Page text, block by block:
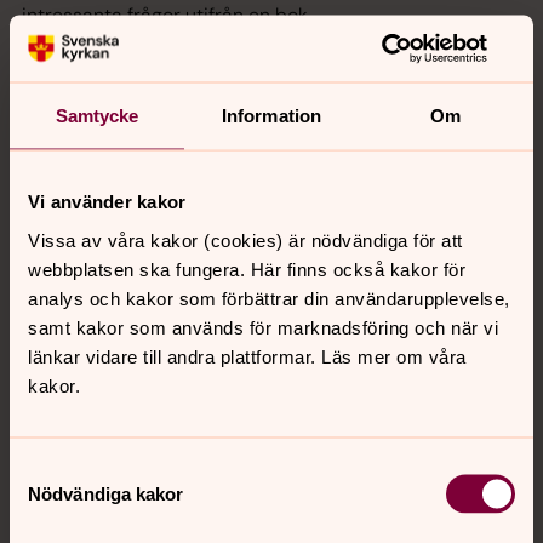
Samtycke Information Om
Vi använder kakor
Vissa av våra kakor (cookies) är nödvändiga för att
webbplatsen ska fungera. Här finns också kakor för
analys och kakor som förbättrar din användarupplevelse,
samt kakor som används för marknadsföring och när vi
länkar vidare till andra plattformar. Läs mer om våra
kakor.
Nödvändiga kakor
intressanta frågor utifrån en bok.
Mystik och politik – en
samtalscirkel
Välkommen till en bokcirkel där vi läser boken "Mystik
och Pelle Strindlund. Andlighet och politik betraktas ofta
som två skilda sfärer. Behöver det vara så? Vi träffas sex
torsdagar, varannan vecka.
Bibliodrama – improviserade
dramaspel
dramaregissör Kerstin Jurdell. Vi utforskar utmanande
anmälan eller förkunskaper behövs.